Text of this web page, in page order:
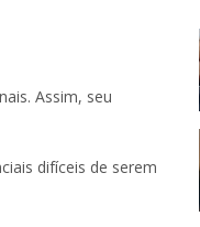
Assim, seu
difíceis de serem